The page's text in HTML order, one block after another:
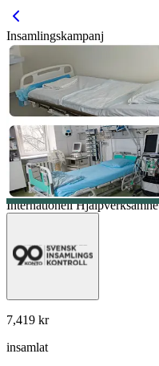
Insamlingskampanj
Internationell
7,419 kr
insamlat